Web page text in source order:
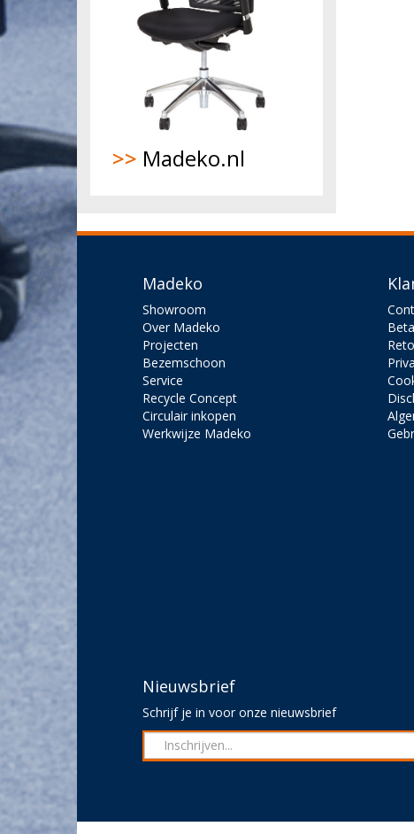
>> Madeko.nl
Madeko
Showroom
Over Madeko
Projecten
Bezemschoon
Service
Recycle Concept
Circulair inkopen
Werkwijze Madeko
Nieuwsbrief
Schrijf je in voor onze nieuwsbrief